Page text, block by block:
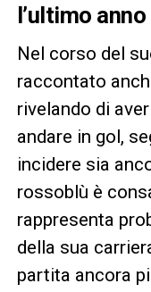
l’ultimo
Nel corso del
raccontato
rivelando di
andare in gol,
incidere sia
rossoblù è
rappresenta
della sua
partita ancora